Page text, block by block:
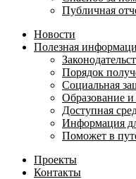
Публичная
Новости
Полезная
Порядок
Социальная
Образование и
Доступная
Информация
Поможет в
Проекты
Контакты